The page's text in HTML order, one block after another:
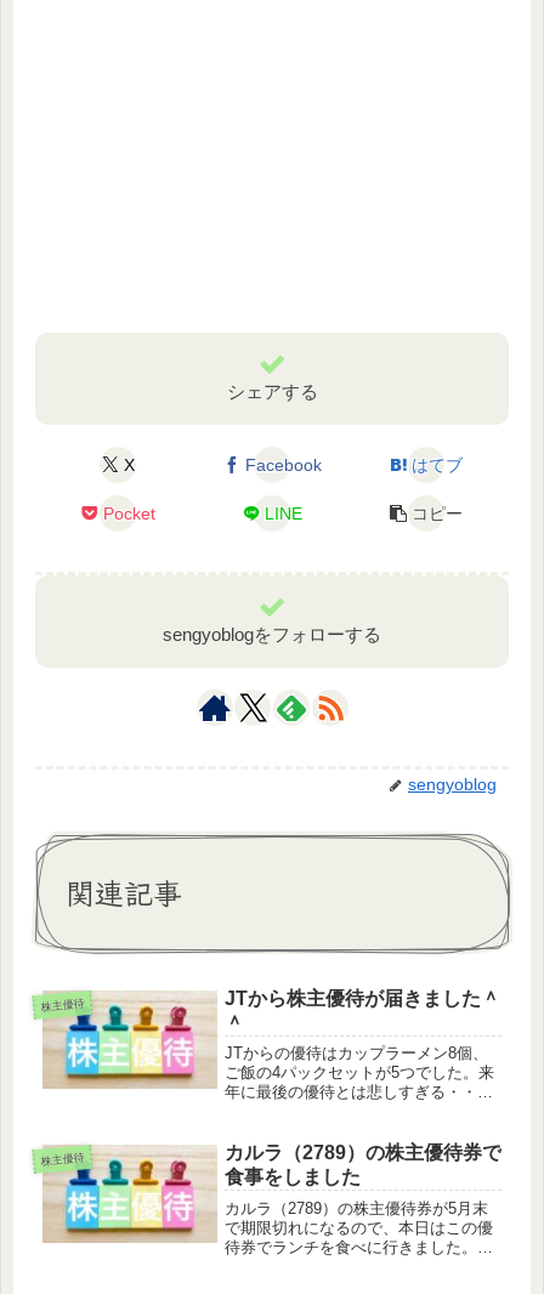
シェアする
X Facebook はてブ
Pocket LINE コピー
sengyoblogをフォローする
sengyoblog
関連記事
株主優待
JTから株主優待が届きました＾
＾
JTからの優待はカップラーメン8個、
ご飯の4パックセットが5つでした。来
年に最後の優待とは悲しすぎる・・・
終わりとのこと。非常に残念です。。
将来、老後の生活費を補うため...
株主優待
カルラ（2789）の株主優待券で
食事をしました
カルラ（2789）の株主優待券が5月末
で期限切れになるので、本日はこの優
待券でランチを食べに行きました。期